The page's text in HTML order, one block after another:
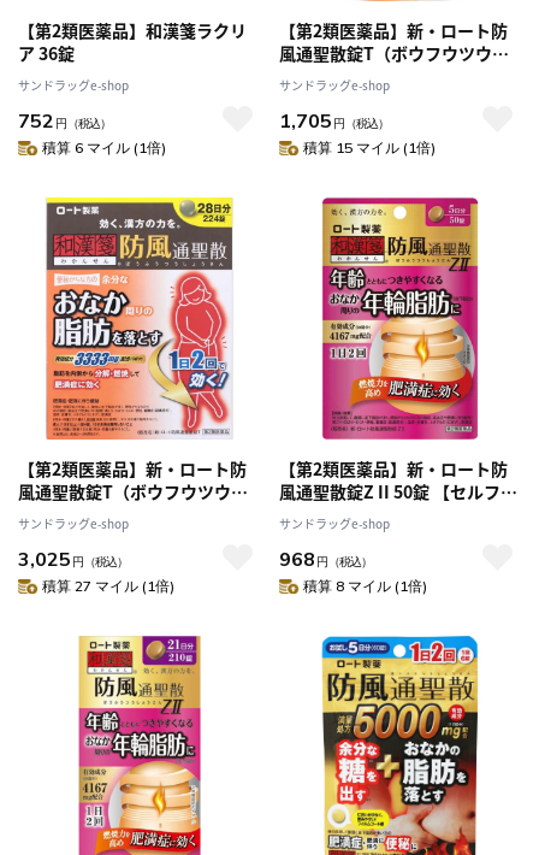
【第2類医薬品】和漢箋ラクリ
ア 36錠
サンドラッグe-shop
752 円 （税込）
積算 6 マイル (1倍)
【第2類医薬品】新・ロート防
風通聖散錠T（ボウフウツウシ
ョウサン） 112錠 【セルフメデ
ィケーション税制対象】
サンドラッグe-shop
1,705 円 （税込）
積算 15 マイル (1倍)
【第2類医薬品】新・ロート防
風通聖散錠T（ボウフウツウシ
ョウサン） 224錠 【セルフメデ
ィケーション税制対象】
サンドラッグe-shop
3,025 円 （税込）
積算 27 マイル (1倍)
【第2類医薬品】新・ロート防
風通聖散錠Z II 50錠 【セルフメ
ディケーション税制対象】
サンドラッグe-shop
968 円 （税込）
積算 8 マイル (1倍)